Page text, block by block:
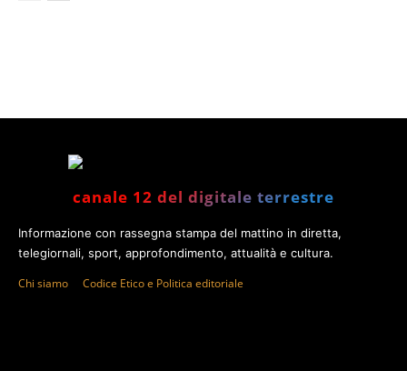
canale 12 del digitale terrestre
Informazione con rassegna stampa del mattino in diretta,
telegiornali, sport, approfondimento, attualità e cultura.
Chi siamo Codice Etico e Politica editoriale